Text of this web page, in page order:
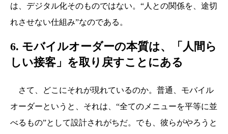
は、デジタル化そのものではない。“人との関係を、途切
れさせない仕組み”なのである。
6. モバイルオーダーの本質は、「人間ら
しい接客」を取り戻すことにある
さて、どこにそれが現れているのか。普通、モバイル
オーダーというと、それは、“全てのメニューを平等に並
べるもの”として設計されがちだ。でも、彼らがやろうと